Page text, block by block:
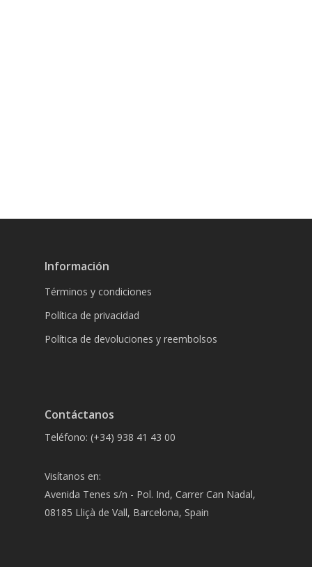
Información
Términos y condiciones
Política de privacidad
Política de devoluciones y reembolsos
Contáctanos
Teléfono: (+34) 938 41 43 00
Visítanos en:
Avenida Tenes s/n - Pol. Ind, Carrer Can Nadal,
08185 Lliçà de Vall, Barcelona, Spain